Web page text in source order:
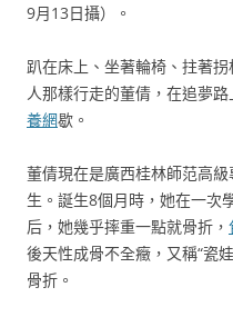
9月13日攝）。
趴在床上、坐著輪椅、拄著
人那樣行走的董倩，在追夢
養網歇。
董倩現在是廣西桂林師范高
生。誕生8個月時，她在一次
后，她幾乎摔重一點就骨折，
後天性成骨不全癥，又稱“瓷
骨折。